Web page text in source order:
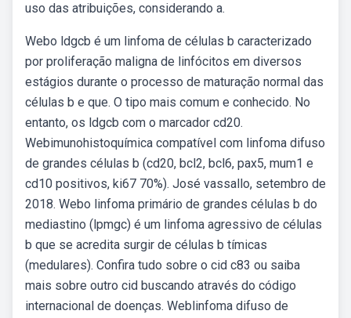
uso das atribuições, considerando a.
Webo ldgcb é um linfoma de células b caracterizado
por proliferação maligna de linfócitos em diversos
estágios durante o processo de maturação normal das
células b e que. O tipo mais comum e conhecido. No
entanto, os ldgcb com o marcador cd20.
Webimunohistoquímica compatível com linfoma difuso
de grandes células b (cd20, bcl2, bcl6, pax5, mum1 e
cd10 positivos, ki67 70%). José vassallo, setembro de
2018. Webo linfoma primário de grandes células b do
mediastino (lpmgc) é um linfoma agressivo de células
b que se acredita surgir de células b tímicas
(medulares). Confira tudo sobre o cid c83 ou saiba
mais sobre outro cid buscando através do código
internacional de doenças. Weblinfoma difuso de